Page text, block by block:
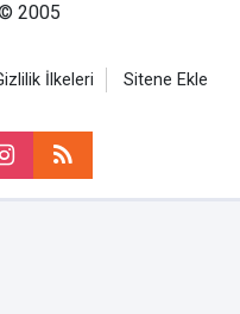
2005
İlkeleri Sitene Ekle